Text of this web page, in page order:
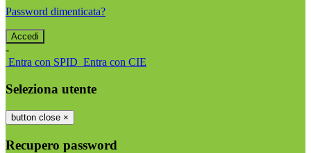
Password dimenticata?
-
Entra con SPID Entra con CIE
Seleziona utente
button close ×
Recupero password